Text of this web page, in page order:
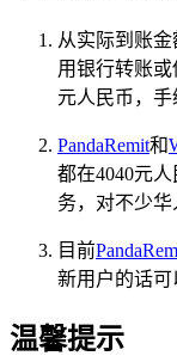
从实际到账金
用银行转账或
元人民币，手
PandaRemit和
都在4040元
务，对不少华
目前
新用户的话可
温馨提示